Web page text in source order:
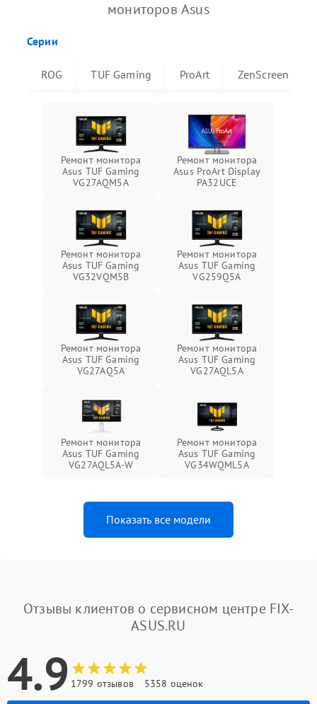
мониторов Asus
Серии
ROG TUF Gaming ProArt ZenScreen
Ремонт монитора
Asus TUF Gaming
VG27AQM5A
Ремонт монитора
Asus ProArt Display
PA32UCE
Ремонт монитора
Asus TUF Gaming
VG32VQM5B
Ремонт монитора
Asus TUF Gaming
VG259Q5A
Ремонт монитора
Asus TUF Gaming
VG27AQ5A
Ремонт монитора
Asus TUF Gaming
VG27AQL5A
Ремонт монитора
Asus TUF Gaming
VG27AQL5A-W
Ремонт монитора
Asus TUF Gaming
VG34WQML5A
Показать все модели
Отзывы клиентов о сервисном центре FIX-
ASUS.RU
4.9 1799 отзывов 5358 оценок